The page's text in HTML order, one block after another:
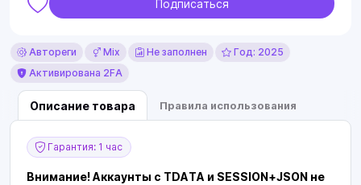
Подписаться
Автореги Mix Не заполнен
Год: 2025
Активирована 2FA
Описание товара Правила использования
Гарантия: 1 час
Внимание! Аккаунты с TDATA и SESSION+JSON не